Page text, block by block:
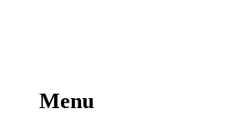
Menu